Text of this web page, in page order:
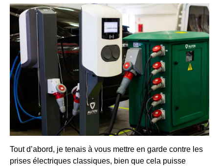
Tout d’abord, je tenais à vous mettre en garde contre les
prises électriques classiques, bien que cela puisse